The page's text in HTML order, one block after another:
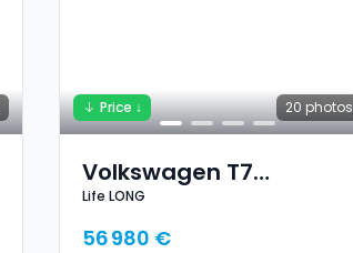
20 photos
Price ↓
Volkswagen T7
Multivan Life LONG
Life LONG
56 980 €